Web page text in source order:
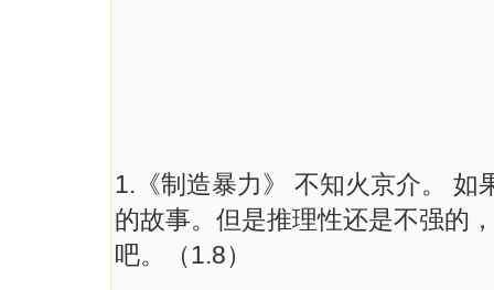
1.《制造暴力》 不知火京介。 如
的故事。但是推理性还是不强的
吧。（1.8）